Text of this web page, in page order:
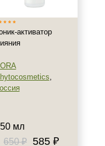
активатор
,
мл
650 ₽ 585 ₽